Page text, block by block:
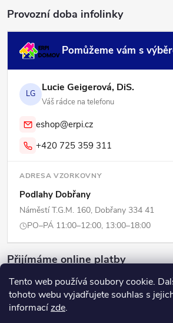
Tento web používá soubory cookie.
tohoto webu vyjadřujete souhlas s
informacízde.
Provozní doba infolinky
Pomůžeme vám s
LG Lucie Geigerová, DiS.
Váš rádce na telefonu
eshop@erpi.cz
+420 725 359 311
ADRESA VZORKOVNY
Podlahy Dobřany
Náměstí T.G.M. 160, Dobřany 334 41
PO–PÁ 11:00–12:00, 13:00–18:00
Přijímáme online platby